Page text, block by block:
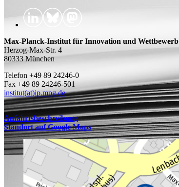
Max-Planck-Institut für Innovation und Wettbewerb
Herzog-Max-Str. 4
80333 München
Telefon +49 89 24246-0
Fax +49 89 24246-501
institut(at)ip.mpg.de
Anfahrtsbeschreibung
Standort auf Google Maps